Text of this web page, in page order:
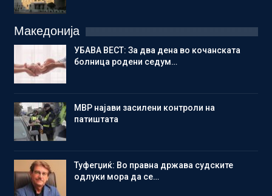
Македонија
УБАВА ВЕСТ: За два дена во кочанската
болница родени седум…
МВР најави засилени контроли на
патиштата
Туфегџиќ: Во правна држава судските
одлуки мора да се…